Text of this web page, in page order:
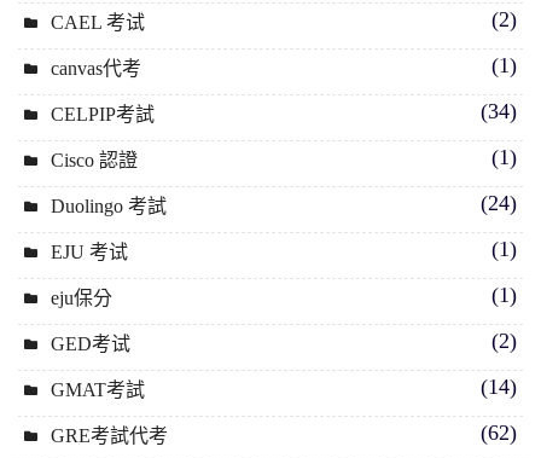
CAEL 考试 (2)
canvas代考 (1)
CELPIP考試 (34)
Cisco 認證 (1)
Duolingo 考試 (24)
EJU 考试 (1)
eju保分 (1)
GED考试 (2)
GMAT考試 (14)
GRE考試代考 (62)